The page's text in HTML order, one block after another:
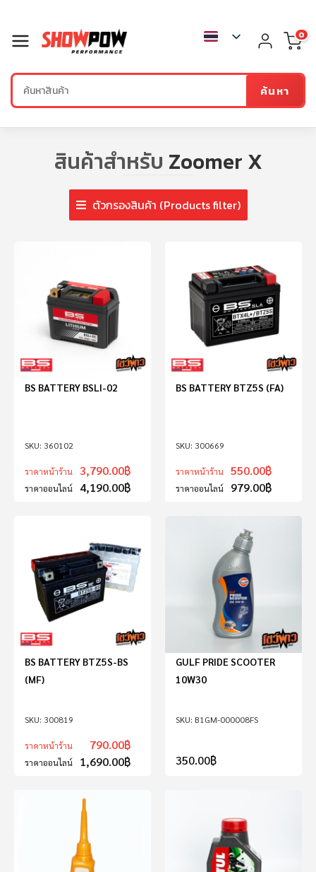
ค้นหา
0
สินค้าสำหรับ Zoomer X
ตัวกรองสินค้า (Products filter)
360102
BS BATTERY BSLI-02
ราคาหน้าร้าน 3,790.00฿
ราคาออนไลน์ 4,190.00฿
300669
BS BATTERY BTZ5S (FA)
ราคาหน้าร้าน 550.00฿
ราคาออนไลน์ 979.00฿
300819
BS BATTERY BTZ5S-BS
(MF)
ราคาหน้าร้าน 790.00฿
ราคาออนไลน์ 1,690.00฿
B1GM-000008FS
GULF PRIDE SCOOTER
10W30
350.00฿